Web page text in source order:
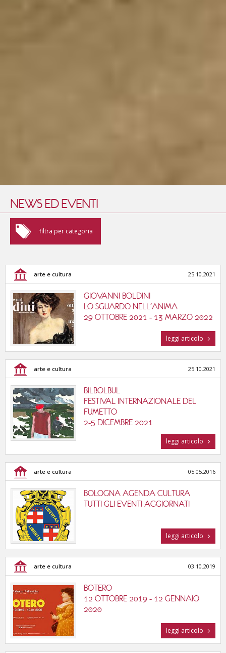
NEWS ED EVENTI
filtra per categoria
arte e cultura
enogastronomia
sport e benessere
cinema, musica e teatri
tutte le categorie
arte e cultura 25.10.2021
GIOVANNI BOLDINI
LO SGUARDO NELL'ANIMA
29 OTTOBRE 2021 - 13 MARZO 2022
leggi articolo
arte e cultura 25.10.2021
BILBOLBUL
FESTIVAL INTERNAZIONALE DEL
FUMETTO
2-5 DICEMBRE 2021
leggi articolo
arte e cultura 05.05.2016
BOLOGNA AGENDA CULTURA
TUTTI GLI EVENTI AGGIORNATI
leggi articolo
arte e cultura 03.10.2019
BOTERO
12 OTTOBRE 2019 - 12 GENNAIO
2020
leggi articolo